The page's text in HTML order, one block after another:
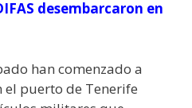
desembarcaron en
han comenzado a
el puerto de Tenerife